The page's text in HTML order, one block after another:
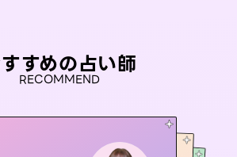
すめの占い師
RECOMMEND